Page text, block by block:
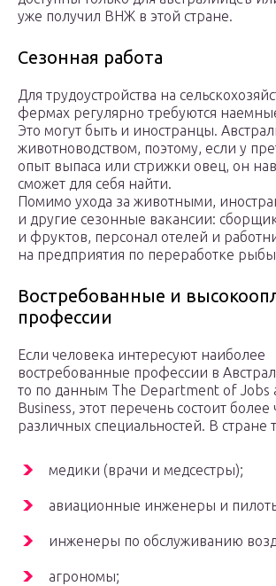
уже получил ВНЖ в этой стране.
Сезонная работа
Для трудоустройства на
фермах регулярно требуются
Это могут быть и иностранцы.
животноводством, поэтому, если у
опыт выпаса или стрижки овец, он
сможет для себя найти.
Помимо ухода за животными,
и другие сезонные вакансии:
и фруктов, персонал отелей и
на предприятия по переработке
Востребованные и
профессии
Если человека интересуют наиболее
востребованные профессии в
то по данным The Department of Jobs
Business, этот перечень состоит более
различных специальностей. В стране
медики (врачи и медсестры);
авиационные инженеры и
инженеры по обслуживанию
агрономы;